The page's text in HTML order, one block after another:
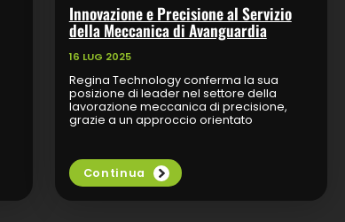
Innovazione e Precisione al Servizio
della Meccanica di Avanguardia
16 LUG 2025
Regina Technology conferma la sua
posizione di leader nel settore della
lavorazione meccanica di precisione,
grazie a un approccio orientato
un’ampia gamma...
Continua